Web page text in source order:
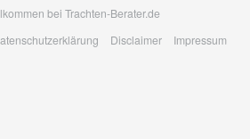
bei Trachten-Berater.de
Disclaimer Impressum